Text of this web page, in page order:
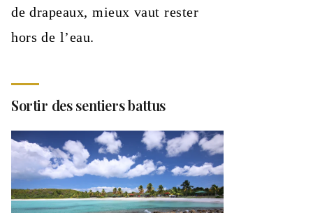
de drapeaux, mieux vaut rester
hors de l’eau.
Sortir des sentiers battus